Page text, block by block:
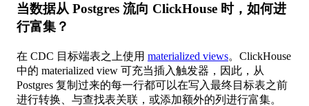
当数据从 Postgres 流向 ClickHouse 时，如何进
行富集？
在 CDC 目标端表之上使用 materialized views。ClickHouse
中的 materialized view 可充当插入触发器，因此，从
Postgres 复制过来的每一行都可以在写入最终目标表之前
进行转换、与查找表关联，或添加额外的列进行富集。